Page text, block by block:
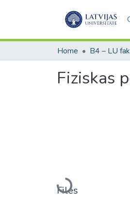
Home
Fiziskas
Loading...
Files